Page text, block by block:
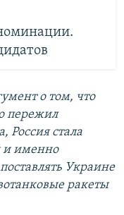
о том, что
пережил
Россия стала
и именно
Украине
ракеты